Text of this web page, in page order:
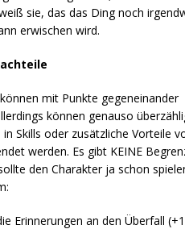
sie, das das Ding noch
erwischen wird.
mit Punkte gegeneinander
können genauso
Skills oder zusätzliche Vorteile
werden. Es gibt KEINE
den Charakter ja schon
Erinnerungen an den Überfall